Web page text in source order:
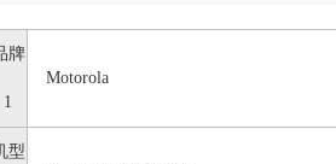
牌
1
Motorola
型